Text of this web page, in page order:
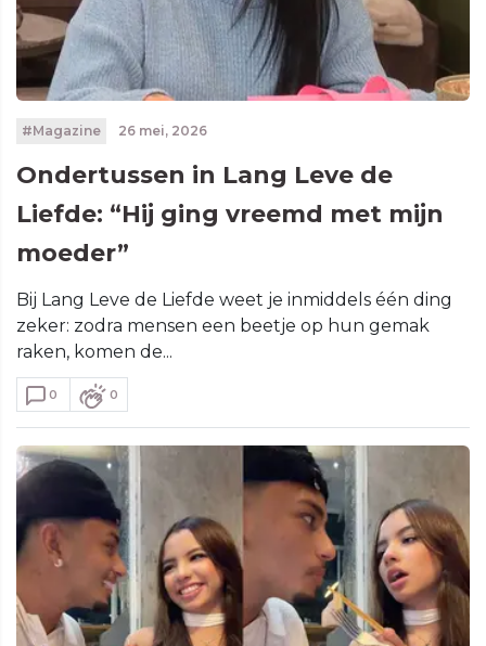
#Magazine 26 mei, 2026
Ondertussen in Lang Leve de
Liefde: “Hij ging vreemd met mijn
moeder”
Bij Lang Leve de Liefde weet je inmiddels één ding
zeker: zodra mensen een beetje op hun gemak
raken, komen de...
0 0